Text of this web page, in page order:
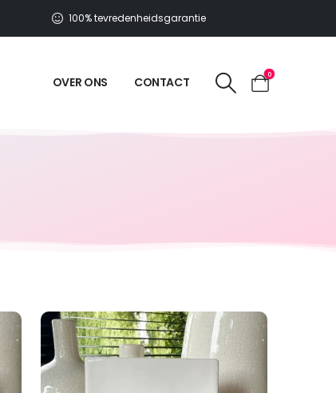
100% tevredenheidsgarantie
OVER ONS CONTACT
0